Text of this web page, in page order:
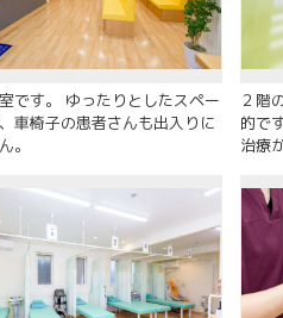
です。 ゆったりとしたスペー
車椅子の患者さんも出入りに
。
２階
的で
治療